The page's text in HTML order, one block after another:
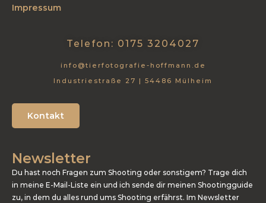
Impressum
Telefon: 0175 3204027
info@tierfotografie-hoffmann.de
Industriestraße 27 | 54486 Mülheim
Kontakt
Newsletter
Du hast noch Fragen zum Shooting oder sonstigem? Trage dich
in meine E-Mail-Liste ein und ich sende dir meinen Shootingguide
zu, in dem du alles rund ums Shooting erfährst. Im Newsletter